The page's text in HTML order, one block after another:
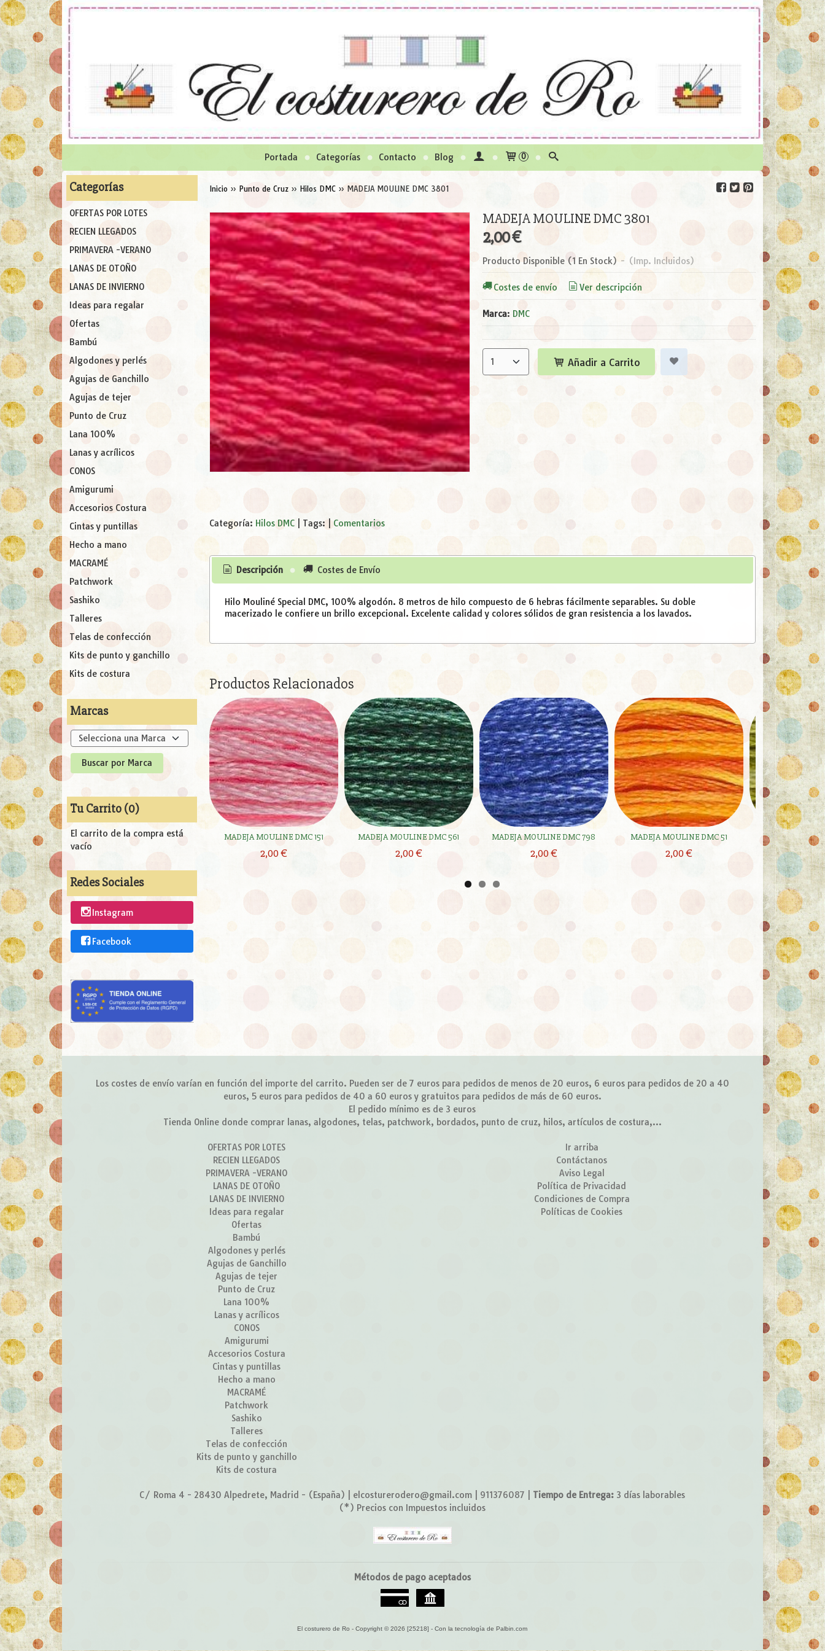
Portada Categorías Contacto Blog 0
Categorías
OFERTAS POR LOTES
RECIEN LLEGADOS
PRIMAVERA -VERANO
LANAS DE OTOÑO
LANAS DE INVIERNO
Ideas para regalar
Ofertas
Bambú
Algodones y perlés
Agujas de Ganchillo
Agujas de tejer
Punto de Cruz
Lana 100%
Lanas y acrílicos
CONOS
Amigurumi
Accesorios Costura
Cintas y puntillas
Hecho a mano
MACRAMÉ
Patchwork
Sashiko
Talleres
Telas de confección
Kits de punto y ganchillo
Kits de costura
Marcas
Tu Carrito (0)
El carrito de la compra está
vacío
Redes Sociales
Instagram
Facebook
Inicio » Punto de Cruz» Hilos DMC» MADEJA MOULINE DMC 3801
MADEJA MOULINE DMC 3801
2,00 €
Producto Disponible (1 En Stock) - (Imp. Incluidos)
Costes de envío Ver descripción
Marca: DMC
Añadir a Carrito
Categoría: Hilos DMC| Tags: | Comentarios
Descripción Costes de Envío
Hilo Mouliné Special DMC, 100% algodón. 8 metros de hilo compuesto de 6 hebras fácilmente separables. Su doble
macerizado le confiere un brillo excepcional. Excelente calidad y colores sólidos de gran resistencia a los lavados.
Productos Relacionados
MADEJA MOULINE DMC 151
2,00 €
MADEJA MOULINE DMC 561
2,00 €
MADEJA MOULINE DMC 798
2,00 €
MADEJA MOULINE DMC 51
2,00 €
MADEJA
2,00
Los costes de envío varían en función del importe del carrito. Pueden ser de 7 euros para pedidos de menos de 20 euros, 6 euros para pedidos de 20 a 40
euros, 5 euros para pedidos de 40 a 60 euros y gratuitos para pedidos de más de 60 euros.
El pedido mínimo es de 3 euros
Tienda Online donde comprar lanas, algodones, telas, patchwork, bordados, punto de cruz, hilos, artículos de costura,...
OFERTAS POR LOTES
RECIEN LLEGADOS
PRIMAVERA -VERANO
LANAS DE OTOÑO
LANAS DE INVIERNO
Ideas para regalar
Ofertas
Bambú
Algodones y perlés
Agujas de Ganchillo
Agujas de tejer
Punto de Cruz
Lana 100%
Lanas y acrílicos
CONOS
Amigurumi
Accesorios Costura
Cintas y puntillas
Hecho a mano
MACRAMÉ
Patchwork
Sashiko
Talleres
Telas de confección
Kits de punto y ganchillo
Kits de costura
Ir arriba
Contáctanos
Aviso Legal
Política de Privacidad
Condiciones de Compra
Políticas de Cookies
C/ Roma 4 - 28430 Alpedrete, Madrid - (España) | elcosturerodero@gmail.com | 911376087 Tiempo de Entrega: 3 días laborables
(*) Precios con Impuestos incluidos
Métodos de pago aceptados
El costurero de Ro - Copyright © 2026 [25218] - Con la tecnología de Palbin.com